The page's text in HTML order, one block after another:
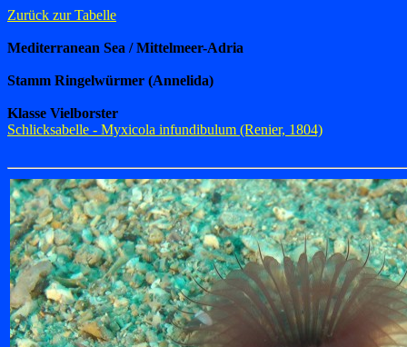
Zurück zur Tabelle
Mediterranean Sea / Mittelmeer-Adria
Stamm Ringelwürmer (Annelida)
Klasse Vielborster
Schlicksabelle - Myxicola infundibulum (Renier, 1804)